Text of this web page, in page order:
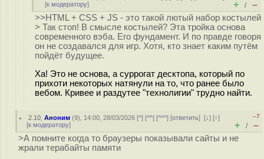
[к модератору] + / –
>>HTML + CSS + JS - это такой лютый набор костылей
> Так стоп! В смысле костылей? Эта тройка основа
современного вэба. Его фундамент. И по правде говоря
он не создавался для игр. Хотя, кто знает каким путём
пойдёт будущее.
Ха! Это не основа, а суррогат десктопа, который по
прихоти некоторых натянули на то, что ранее было
вебом. Кривее и раздутее "технолигии" трудно найти.
2.10 ,Аноним (9), 14:00, 28/03/2026 [^] [^^] [^^^] [ответить][↓] [↑]
[к модератору]
–7
+ / –
>А помните когда то браузеры показывали сайты и не
жрали терабайты памяти